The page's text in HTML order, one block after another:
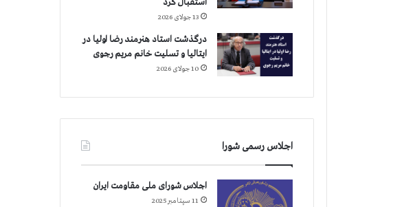
استقبال کرد
13 جولای 2026
درگذشت استاد هنرمند رضا اولیا در
ایتالیا و تسلیت خانم مریم رجوی
10 جولای 2026
اجلاس رسمی شورا
اجلاس شورای ملی مقاومت ایران
11 سپتامبر 2025